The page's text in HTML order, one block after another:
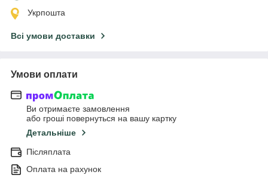
Укрпошта
Всі умови доставки
Умови оплати
Ви отримаєте замовлення
або гроші повернуться на вашу картку
Детальніше
Післяплата
Оплата на рахунок